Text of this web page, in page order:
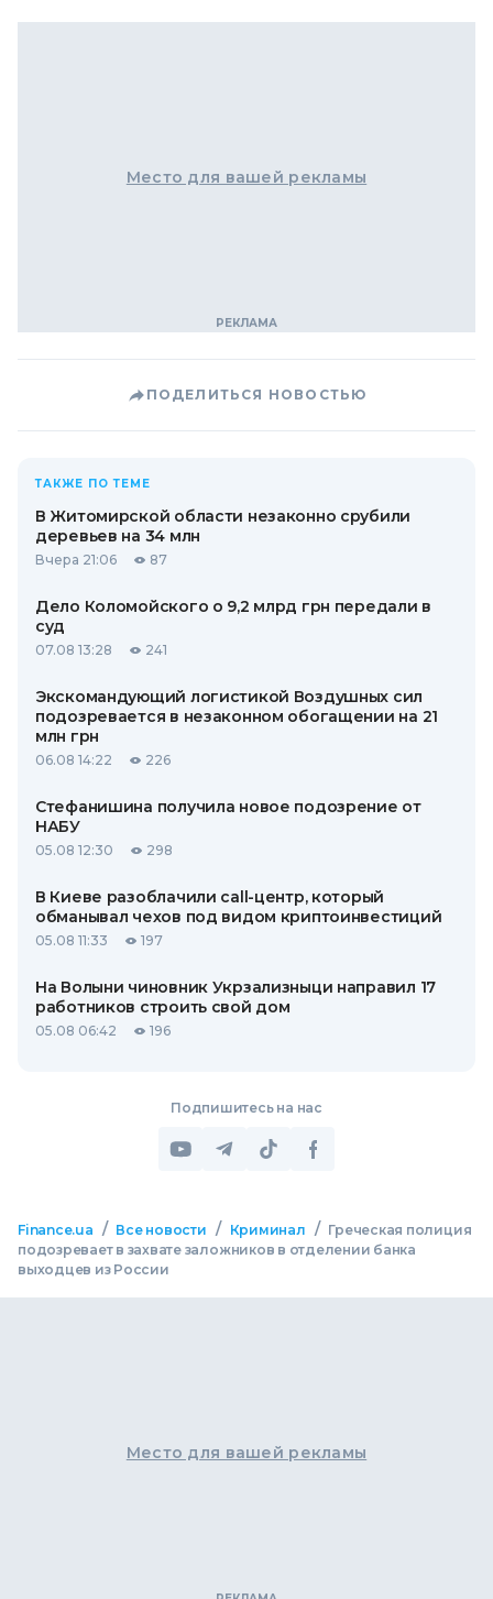
Место для вашей рекламы
ПОДЕЛИТЬСЯ НОВОСТЬЮ
ТАКЖЕ ПО ТЕМЕ
В Житомирской области незаконно срубили
деревьев на 34 млн
Вчера 21:06 87
Дело Коломойского о 9,2 млрд грн передали в
суд
07.08 13:28 241
Экскомандующий логистикой Воздушных сил
подозревается в незаконном обогащении на 21
млн грн
06.08 14:22 226
Стефанишина получила новое подозрение от
НАБУ
05.08 12:30 298
В Киеве разоблачили call-центр, который
обманывал чехов под видом криптоинвестиций
05.08 11:33 197
На Волыни чиновник Укрзализныци направил 17
работников строить свой дом
05.08 06:42 196
Подпишитесь на нас
Finance.ua / Все новости / Криминал / Греческая полиция
подозревает в захвате заложников в отделении банка
выходцев из России
Место для вашей рекламы